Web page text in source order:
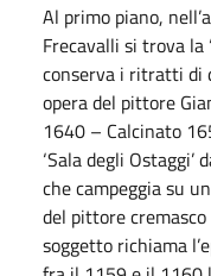
Al primo piano,
Frecavalli si trova la
conserva i ritratti di
opera del pittore
1640 – Calcinato
‘Sala degli
che campeggia su
del pittore
soggetto richiama